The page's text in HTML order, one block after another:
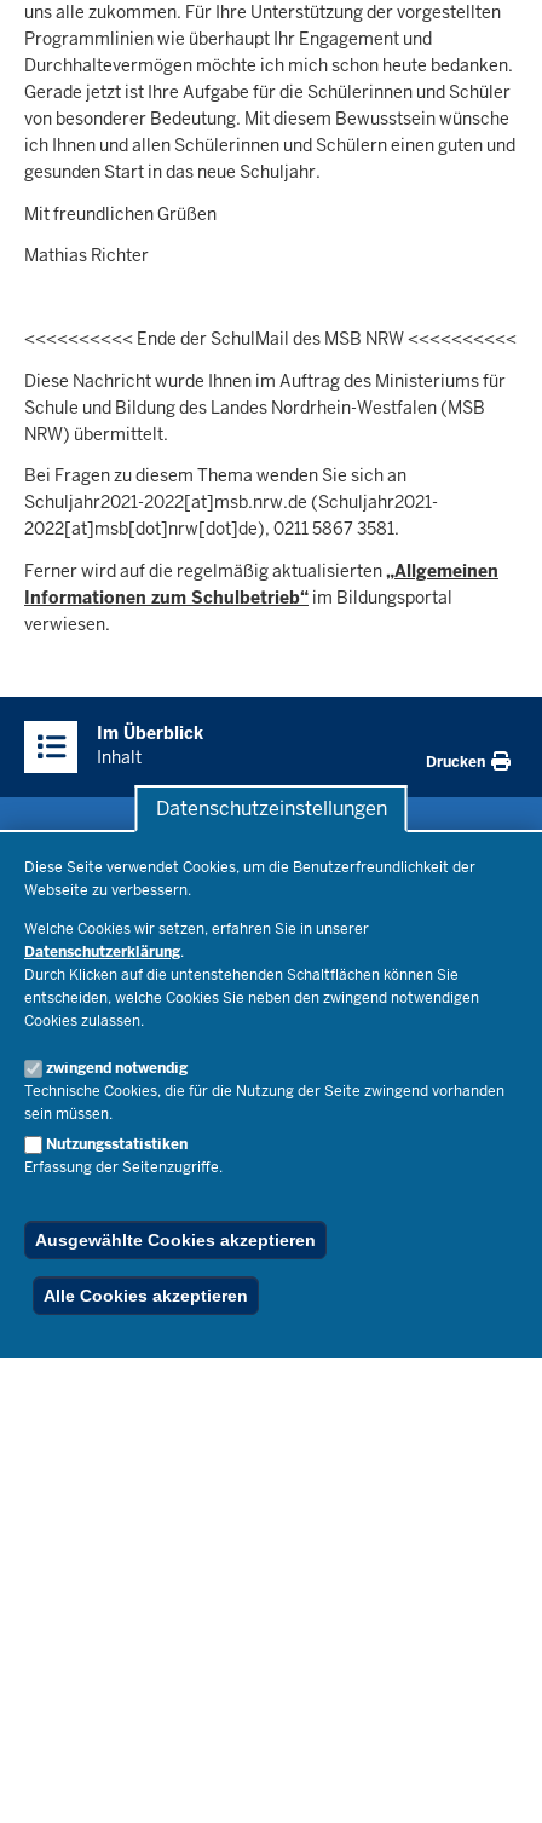
Datenschutzeinstellungen
Diese Seite verwendet Cookies, um die Benutzerfreundlichkeit der
Webseite zu verbessern.
Welche Cookies wir setzen, erfahren Sie in unserer
Datenschutzerklärung.
Durch Klicken auf die untenstehenden Schaltflächen können Sie
entscheiden, welche Cookies Sie neben den zwingend notwendigen
Cookies zulassen.
zwingend notwendig
Technische Cookies, die für die Nutzung der Seite zwingend vorhanden
sein müssen.
Nutzungsstatistiken
Erfassung der Seitenzugriffe.
Ausgewählte Cookies akzeptieren
Alle Cookies akzeptieren
uns alle zukommen. Für Ihre Unterstützung der vorgestellten
Programmlinien wie überhaupt Ihr Engagement und
Durchhaltevermögen möchte ich mich schon heute bedanken.
Gerade jetzt ist Ihre Aufgabe für die Schülerinnen und Schüler
von besonderer Bedeutung. Mit diesem Bewusstsein wünsche
ich Ihnen und allen Schülerinnen und Schülern einen guten und
gesunden Start in das neue Schuljahr.
Mit freundlichen Grüßen
Mathias Richter
<<<<<<<<<< Ende der SchulMail des MSB NRW <<<<<<<<<<
Diese Nachricht wurde Ihnen im Auftrag des Ministeriums für
Schule und Bildung des Landes Nordrhein-Westfalen (MSB
NRW) übermittelt.
Bei Fragen zu diesem Thema wenden Sie sich an
Schuljahr2021-2022[at]msb.nrw.de (Schuljahr2021-
2022[at]msb[dot]nrw[dot]de), 0211 5867 3581.
Ferner wird auf die regelmäßig aktualisierten„Allgemeinen
Informationen zum Schulbetrieb“ im Bildungsportal
verwiesen.
Inhalte
Im Überblick
Inhalt
Drucken
Bildungsthemen
Lehrkräfte
Recht
Schulleben
Ministerium
Ministerin Dorothee Feller
Staatssekretär Dr. Urban Mauer
Open Government
Bibliothek
Veranstaltungen
Geschäftsbereich
Presse
Pressefotos
Social Media
Pressekontakt
Service
Schule(n) suchen
Kontakt
Der Weg zu uns
Publikationen
RSS-Feed
Ferienordnung
Spezialangebote
© 2026 Bildungsportal NRW
Below
Footer
Menu
Inhalt Impressum Datenschutz